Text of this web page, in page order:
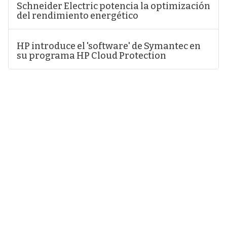
Schneider Electric potencia la optimización
del rendimiento energético
HP introduce el 'software' de Symantec en
su programa HP Cloud Protection